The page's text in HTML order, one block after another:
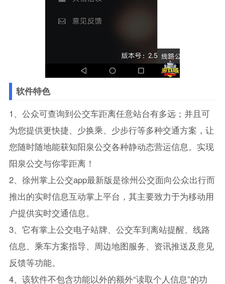
软件特色
1、公众可查询到公交车距离任意站台有多远；并且可
为您提供更快捷、少换乘、少步行等多种交通方案，让
您随时随地能获知阳泉公交各种静动态营运信息。实现
阳泉公交与你零距离！
2、徐州掌上公交app最新版是徐州公交面向公众出行而
推出的实时信息互动掌上平台，其主要致力于为移动用
户提供实时交通信息。
3、它有掌上公交电子站牌、公交车到离站提醒、线路
信息、乘车方案指导、周边地图服务、资讯推送及意见
反馈等功能。
4、该软件不包含功能以外的额外“读取个人信息”的功